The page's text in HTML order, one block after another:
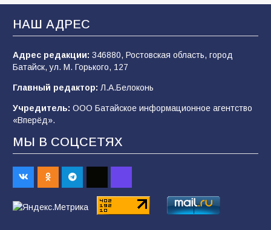
В Батайске продолжаются дорожные работы
101 04.08.2026
после выборов: в Госдуме дали ответ
98 06.08.2026
«Пургу нести — не поля переходить»: почему
заявления о мобилизации — это
пропагандистский вброс
01.08.2026
НАШ АДРЕС
Адрес редакции: 346880, Ростовская область, город
Батайск, ул. М. Горького, 127
Главный редактор: Л.А.Белоконь
Учредитель: ООО Батайское информационное агентство
«Вперёд».
МЫ В СОЦСЕТЯХ